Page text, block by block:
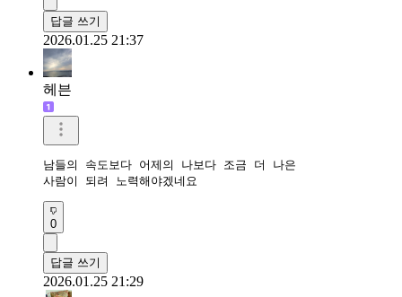
답글 쓰기
2026.01.25 21:37
헤븐
남들의 속도보다 어제의 나보다 조금 더 나은
사람이 되려 노력해야겠네요
0
답글 쓰기
2026.01.25 21:29